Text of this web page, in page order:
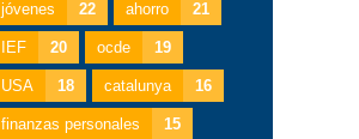
jóvenes 22 ahorro 21
IEF 20 ocde 19
USA 18 catalunya 16
finanzas personales 15